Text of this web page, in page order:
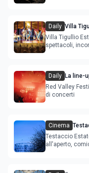
Daily Villa
Villa Tigullio
spettacoli,
Daily La line-
Red Valley
di concerti
Cinema
Testaccio
all'aperto,